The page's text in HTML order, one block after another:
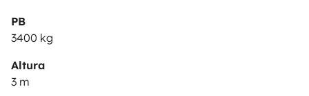
• Modèle :
PB
3400 kg
Altura
3 m